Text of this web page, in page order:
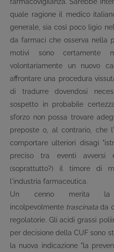
quale ragione il medico
generale, sia così poco ligio
da farmaci che osserva nella
motivi sono certamente
volontariamente un nuovo
affrontare una procedura
di tradurre ­dovendosi
sospetto in probabile
sforzo non possa trovare
preposte o, al contrario, che
comportare ulteriori disagi
preciso tra eventi avversi
(soprattutto?) il timore di
l'industria farmaceutica.
Un cenno merita la
incolpevolmente trascinatada
regolatorie. Gli acidi grassi
per decisione della CUF sono
la nuova indicazione "la